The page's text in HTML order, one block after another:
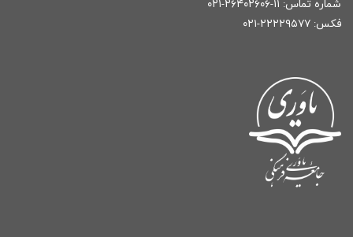
شماره تماس: ۱۱-۲۶۴۰۲۶۰۶-۰۲۱
فکس: ۲۲۲۲۹۵۷۷-۰۲۱